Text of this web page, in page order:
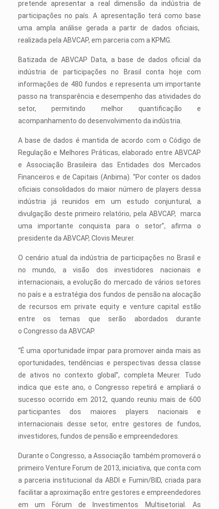
pretende apresentar a real dimensão da indústria de
participações no país. A apresentação terá como base
uma ampla análise gerada a partir de dados oficiais,
realizada pela ABVCAP, em parceria com a KPMG.
Batizada de ABVCAP Data, a base de dados oficial da
indústria de participações no Brasil conta hoje com
informações de 480 fundos e representa um importante
passo na transparência e desempenho das atividades do
setor, permitindo melhor quantificação e
acompanhamento do desenvolvimento da indústria.
A base de dados é mantida de acordo com o Código de
Regulação e Melhores Práticas, elaborado entre ABVCAP
e Associação Brasileira das Entidades dos Mercados
Financeiros e de Capitais (Anbima). “Por conter os dados
oficiais consolidados do maior número de players dessa
indústria já reunidos em um estudo conjuntural, a
divulgação deste primeiro relatório, pela ABVCAP, marca
uma importante conquista para o setor”, afirma o
presidente da ABVCAP, Clovis Meurer.
O cenário atual da indústria de participações no Brasil e
no mundo, a visão dos investidores nacionais e
internacionais, a evolução do mercado de vários setores
no país e a estratégia dos fundos de pensão na alocação
de recursos em private equity e venture capital estão
entre os temas que serão abordados durante
o Congresso da ABVCAP.
“É uma oportunidade ímpar para promover ainda mais as
oportunidades, tendências e perspectivas dessa classe
de ativos no contexto global”, completa Meurer. Tudo
indica que este ano, o Congresso repetirá e ampliará o
sucesso ocorrido em 2012, quando reuniu mais de 600
participantes dos maiores players nacionais e
internacionais desse setor, entre gestores de fundos,
investidores, fundos de pensão e empreendedores.
Durante o Congresso, a Associação também promoverá o
primeiro Venture Forum de 2013, iniciativa, que conta com
a parceria institucional da ABDI e Fumin/BID, criada para
facilitar a aproximação entre gestores e empreendedores
em um Fórum de Investimentos Multisetorial. As